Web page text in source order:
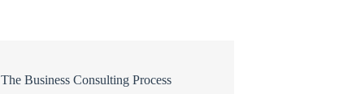
The Business Consulting Process